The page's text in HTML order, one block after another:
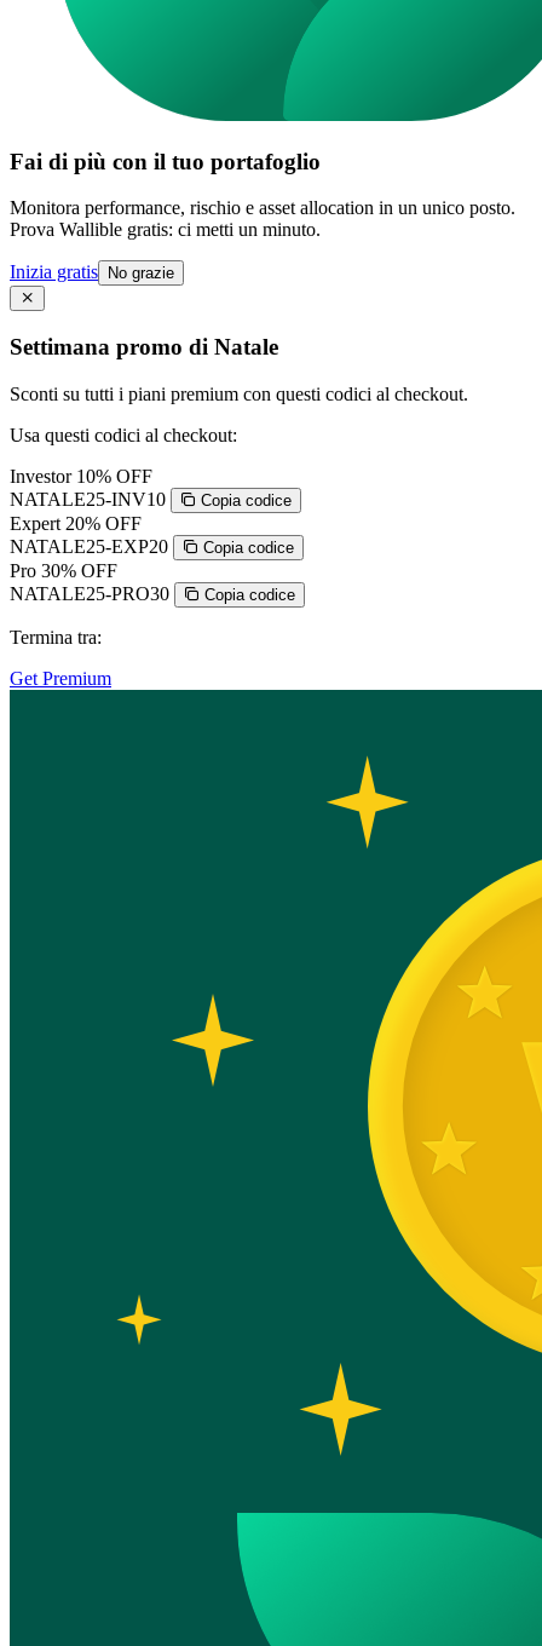
Fai di più con il tuo portafoglio
Monitora performance, rischio e asset allocation in un unico posto.
Prova Wallible gratis: ci metti un minuto.
Inizia gratis No grazie
Settimana promo di Natale
Sconti su tutti i piani premium con questi codici al checkout.
Usa questi codici al checkout:
Investor 10% OFF
NATALE25-INV10
Copia codice
Expert 20% OFF
NATALE25-EXP20
Copia codice
Pro 30% OFF
NATALE25-PRO30
Copia codice
Termina tra:
Get Premium